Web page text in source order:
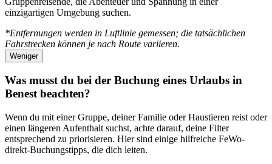
einzigartigen Umgebung suchen.
*Entfernungen werden in Luftlinie gemessen; die tatsächlichen
Fahrstrecken können je nach Route variieren.
Weniger
Was musst du bei der Buchung eines Urlaubs in
Benest beachten?
Wenn du mit einer Gruppe, deiner Familie oder Haustieren reist oder
einen längeren Aufenthalt suchst, achte darauf, deine Filter
entsprechend zu priorisieren. Hier sind einige hilfreiche FeWo-
direkt-Buchungstipps, die dich leiten.